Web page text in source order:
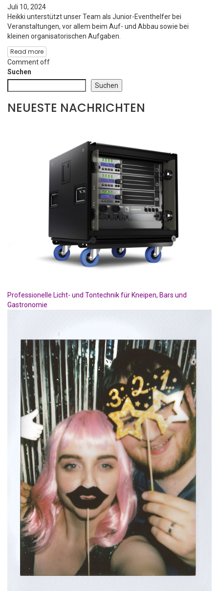
Juli 10, 2024
Heikki unterstützt unser Team als Junior-Eventhelfer bei
Veranstaltungen, vor allem beim Auf- und Abbau sowie bei
kleinen organisatorischen Aufgaben.
Read more
Comment off
Suchen
Suchen
NEUESTE NACHRICHTEN
Professionelle Licht- und Tontechnik für Kneipen, Bars und
Gastronomie